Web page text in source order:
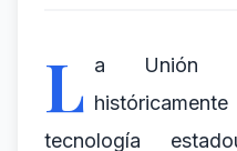
L a Unión
tecnología